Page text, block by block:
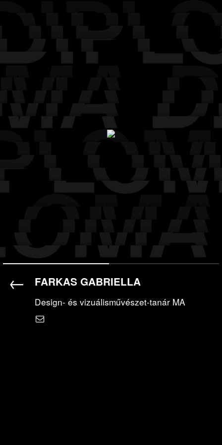
← FARKAS GABRIELLA
Design- és vizuálisművészet-tanár MA